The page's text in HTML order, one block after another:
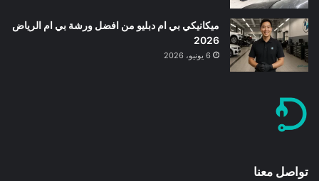
ميكانيكي بي ام دبليو من افضل ورشة بي ام الرياض
2026
6 يونيو، 2026
تواصل معنا